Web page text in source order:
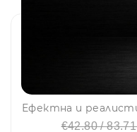
€42.80 /